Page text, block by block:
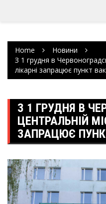
Home
Новини
З 1 грудня в
лікарні запрацює пункт
З 1 ГРУДНЯ В
ЦЕНТРАЛЬНІЙ
ЗАПРАЦЮЄ